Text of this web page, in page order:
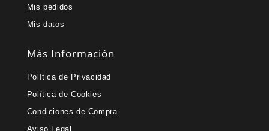
Mis pedidos
Mis datos
Más Información
Política de Privacidad
Política de Cookies
Condiciones de Compra
Aviso Legal